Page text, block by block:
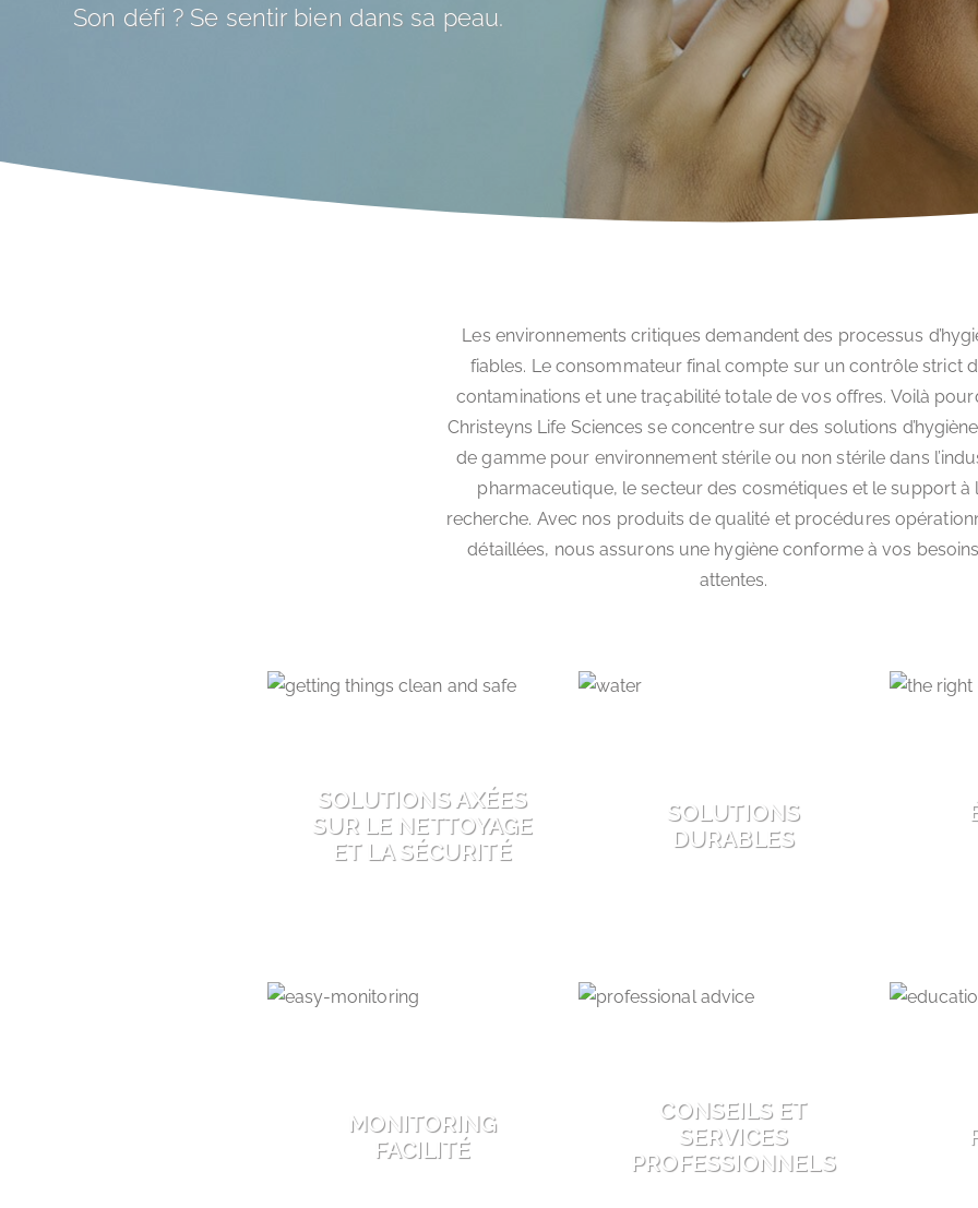
Son défi ? Se sentir bien dans sa peau.
Les environnements critiques demandent des processus
fiables. Le consommateur final compte sur un contrôle strict
contaminations et une traçabilité totale de vos offres. Voilà
Christeyns Life Sciences se concentre sur des solutions
de gamme pour environnement stérile ou non stérile dans
pharmaceutique, le secteur des cosmétiques et le support à
recherche. Avec nos produits de qualité et procédures
détaillées, nous assurons une hygiène conforme à vos
attentes.
SOLUTIONS AXÉES
SUR LE NETTOYAGE
ET LA SÉCURITÉ
SOLUTIONS
DURABLES
MONITORING
FACILITÉ
CONSEILS ET
SERVICES
PROFESSIONNELS